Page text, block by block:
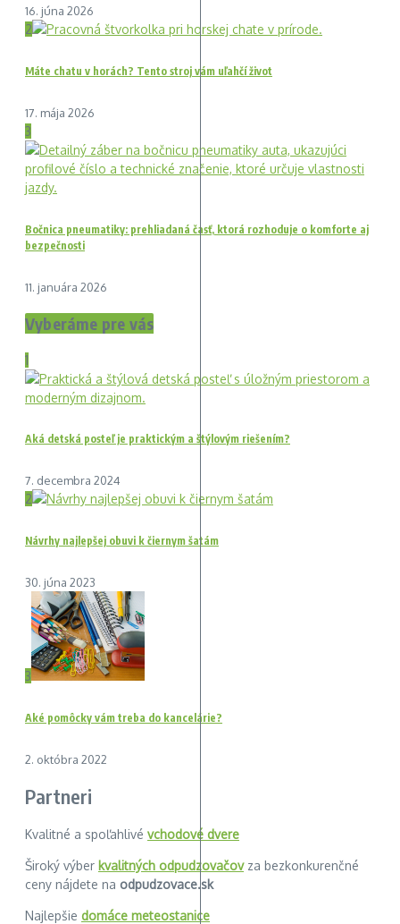
16. júna 2026
2
Máte chatu v horách? Tento stroj vám uľahčí život
17. mája 2026
3
Bočnica pneumatiky: prehliadaná časť, ktorá rozhoduje o komforte aj
bezpečnosti
11. januára 2026
Vyberáme pre vás
1
Aká detská posteľ je praktickým a štýlovým riešením?
7. decembra 2024
2
Návrhy najlepšej obuvi k čiernym šatám
30. júna 2023
3
Aké pomôcky vám treba do kancelárie?
2. októbra 2022
Partneri
Kvalitné a spoľahlivé vchodové dvere
Široký výber kvalitných odpudzovačovza bezkonkurenčné
ceny nájdete na odpudzovace.sk
Najlepšie domáce meteostanice